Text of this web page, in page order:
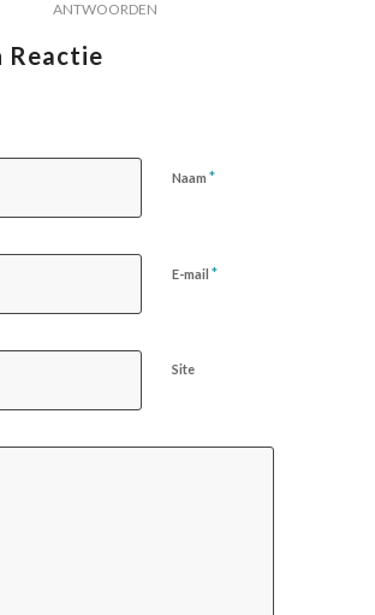
ANTWOORDEN
Reactie
Naam *
E-mail *
Site